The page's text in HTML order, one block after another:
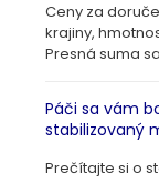
Ceny za
krajiny,
Presná suma
Páči sa vám
stabilizovaný
Prečítajte si o